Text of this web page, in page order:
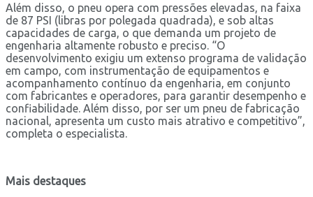
Além disso, o pneu opera com pressões elevadas, na faixa
de 87 PSI (libras por polegada quadrada), e sob altas
capacidades de carga, o que demanda um projeto de
engenharia altamente robusto e preciso. “O
desenvolvimento exigiu um extenso programa de validação
em campo, com instrumentação de equipamentos e
acompanhamento contínuo da engenharia, em conjunto
com fabricantes e operadores, para garantir desempenho e
confiabilidade. Além disso, por ser um pneu de fabricação
nacional, apresenta um custo mais atrativo e competitivo”,
completa o especialista.
Mais destaques